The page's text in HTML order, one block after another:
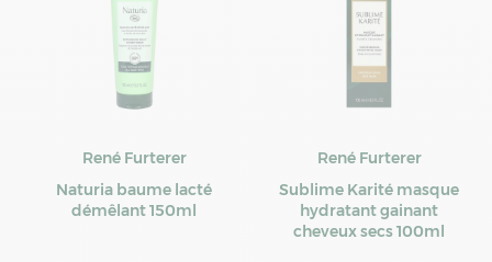
René Furterer
Naturia baume lacté
démêlant 150ml
René Furterer
Sublime Karité masque
hydratant gainant
cheveux secs 100ml